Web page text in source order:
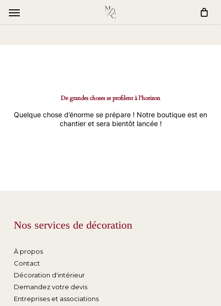
{dataLayer.push(arguments);} gtag('js', new Date());
gtag('config', 'G-Q0FQ7ETT7R');
mainMenu
De grandes choses se profilent à l’horizon
Quelque chose d’énorme se prépare ! Notre boutique est en
chantier et sera bientôt lancée !
Nos services de décoration
À propos
Contact
Décoration d'intérieur
Demandez votre devis
Entreprises et associations